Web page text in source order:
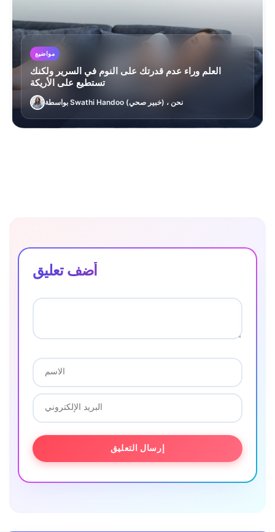
مواضيع
العلم وراء عدم قدرتك على النوم في السرير ولكنك
تستطيع على الأريكة
بواسطة Swathi Handoo (خبير صحي) ، نحن
أضف تعليق